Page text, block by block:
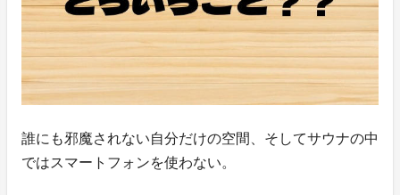
誰にも邪魔されない自分だけの空間、そしてサウナの中
ではスマートフォンを使わない。